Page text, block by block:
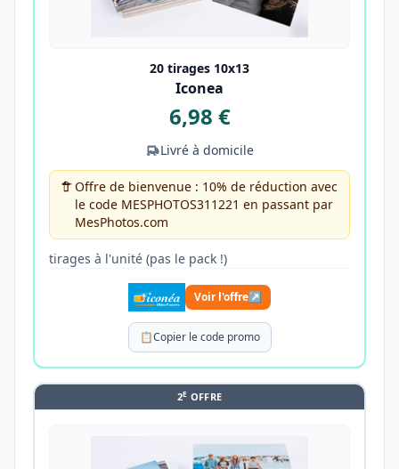
20 tirages 10x13
Iconea
6,98 €
Livré à domicile
Offre de bienvenue : 10% de réduction avec
le code MESPHOTOS311221 en passant par
MesPhotos.com
tirages à l'unité (pas le pack !)
Voir l'offre↗
📋Copier le code promo
2E OFFRE